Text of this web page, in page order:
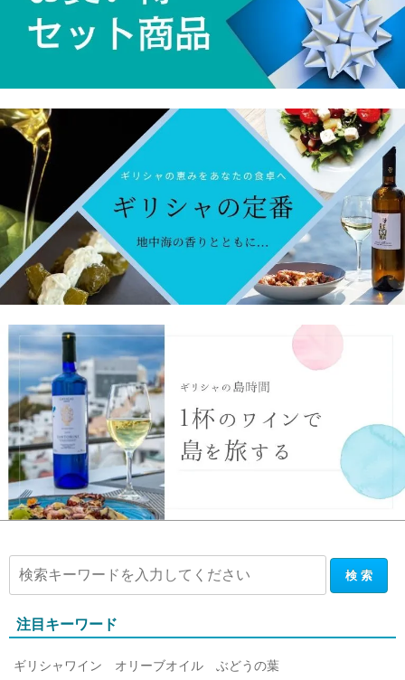
注目キーワード
ギリシャワイン オリーブオイル ぶどうの葉